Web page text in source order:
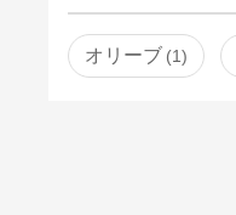
オリーブ 1